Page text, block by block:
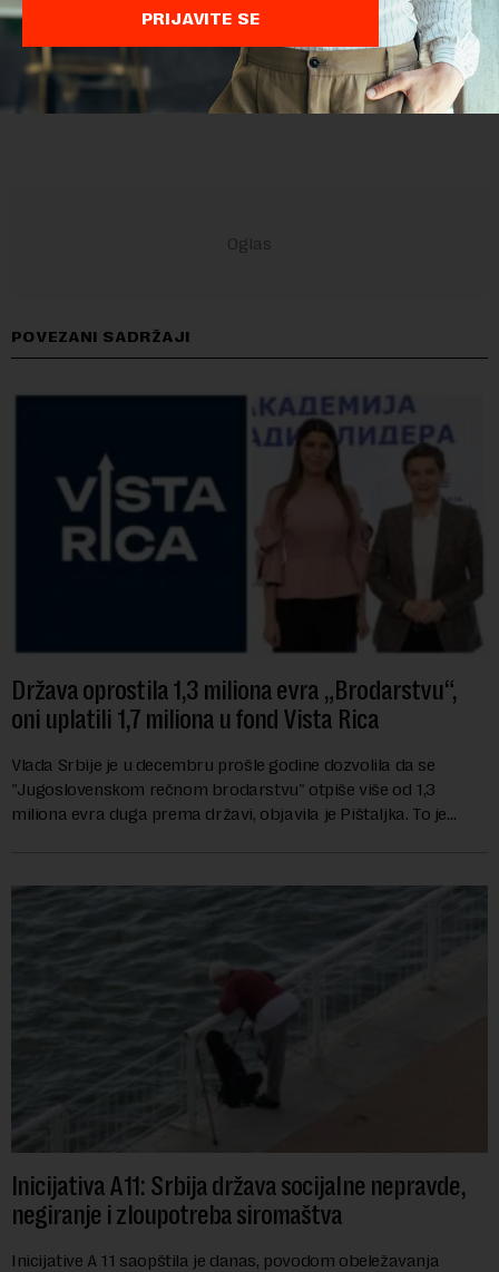
POVEZANI SADRŽAJI
Država oprostila 1,3 miliona evra „Brodarstvu“,
oni uplatili 1,7 miliona u fond Vista Rica
Vlada Srbije je u decembru prošle godine dozvolila da se
"Jugoslovenskom rečnom brodarstvu" otpiše više od 1,3
miliona evra duga prema državi, objavila je Pištaljka. To je
Inicijativa A11: Srbija država socijalne nepravde,
negiranje i zloupotreba siromaštva
Inicijative A 11 saopštila je danas, povodom obeležavanja
PRIJAVITE SE